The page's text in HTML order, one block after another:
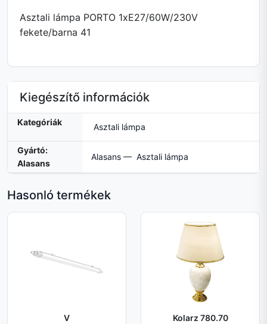
Asztali lámpa PORTO 1xE27/60W/230V
fekete/barna 41
Kiegészítő információk
Kategóriák Asztali lámpa
Gyártó:
Alasans
Alasans — Asztali lámpa
Hasonló termékek
V
Kolarz 780.70